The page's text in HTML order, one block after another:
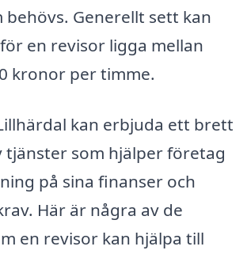
Generellt sett kan
en revisor ligga mellan
kronor per timme.
kan erbjuda ett brett
tjänster som hjälper företag
på sina finanser och
Här är några av de
en revisor kan hjälpa till